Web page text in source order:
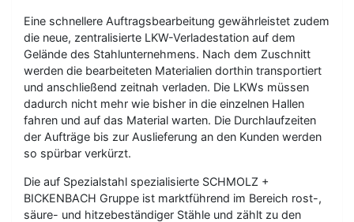
Eine schnellere Auftragsbearbeitung gewährleistet zudem
die neue, zentralisierte LKW-Verladestation auf dem
Gelände des Stahlunternehmens. Nach dem Zuschnitt
werden die bearbeiteten Materialien dorthin transportiert
und anschließend zeitnah verladen. Die LKWs müssen
dadurch nicht mehr wie bisher in die einzelnen Hallen
fahren und auf das Material warten. Die Durchlaufzeiten
der Aufträge bis zur Auslieferung an den Kunden werden
so spürbar verkürzt.
Die auf Spezialstahl spezialisierte SCHMOLZ +
BICKENBACH Gruppe ist marktführend im Bereich rost-,
säure- und hitzebeständiger Stähle und zählt zu den